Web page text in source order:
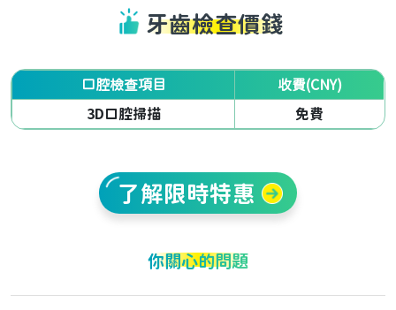
牙齒檢查價錢
口腔檢查項目 收費(CNY)
3D口腔掃描 免費
了解限時特惠
你關心的問題